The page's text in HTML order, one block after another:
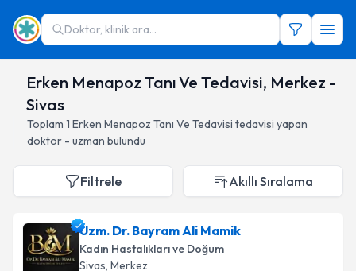
Doktor, klinik ara...
Erken Menapoz Tanı Ve Tedavisi, Merkez -
Sivas
Toplam 1 Erken Menapoz Tanı Ve Tedavisi tedavisi yapan
doktor - uzman bulundu
Filtrele Akıllı Sıralama
Uzm. Dr. Bayram Ali Mamik
Kadın Hastalıkları ve Doğum
Sivas, Merkez